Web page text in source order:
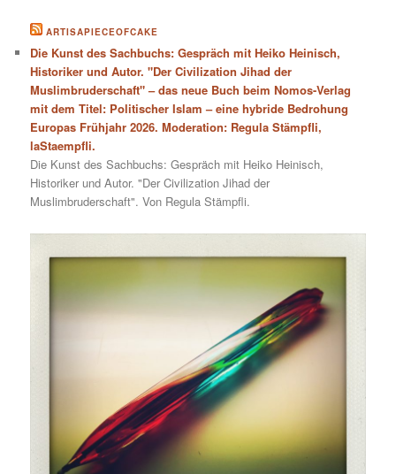
ARTISAPIECEOFCAKE
Die Kunst des Sachbuchs: Gespräch mit Heiko Heinisch,
Historiker und Autor. "Der Civilization Jihad der
Muslimbruderschaft" – das neue Buch beim Nomos-Verlag
mit dem Titel: Politischer Islam – eine hybride Bedrohung
Europas Frühjahr 2026. Moderation: Regula Stämpfli,
laStaempfli.
Die Kunst des Sachbuchs: Gespräch mit Heiko Heinisch,
Historiker und Autor. "Der Civilization Jihad der
Muslimbruderschaft". Von Regula Stämpfli.